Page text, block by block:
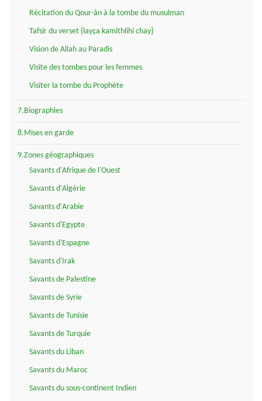
Récitation du Qour-ân à la tombe du musulman
Tafsir du verset {layça kamithlihi chay}
Vision de Allah au Paradis
Visite des tombes pour les femmes
Visiter la tombe du Prophète
7.Biographies
8.Mises en garde
9.Zones géographiques
Savants d'Afrique de l'Ouest
Savants d'Algérie
Savants d'Arabie
Savants d'Egypte
Savants d'Espagne
Savants d'Irak
Savants de Palestine
Savants de Syrie
Savants de Tunisie
Savants de Turquie
Savants du Liban
Savants du Maroc
Savants du sous-continent Indien